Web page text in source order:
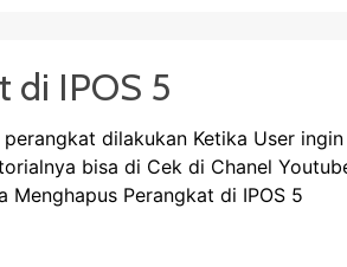
di IPOS 5
dilakukan Ketika User ingin
bisa di Cek di Chanel
Menghapus Perangkat di IPOS 5